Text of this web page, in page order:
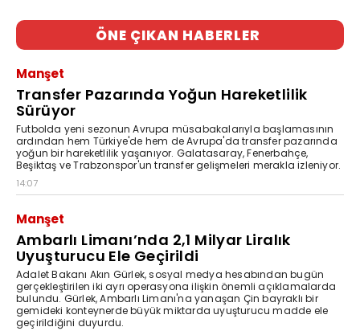
ÖNE ÇIKAN HABERLER
Manşet
Transfer Pazarında Yoğun Hareketlilik
Sürüyor
Futbolda yeni sezonun Avrupa müsabakalarıyla başlamasının
ardından hem Türkiye'de hem de Avrupa'da transfer pazarında
yoğun bir hareketlilik yaşanıyor. Galatasaray, Fenerbahçe,
Beşiktaş ve Trabzonspor'un transfer gelişmeleri merakla izleniyor.
14:07
Manşet
Ambarlı Limanı’nda 2,1 Milyar Liralık
Uyuşturucu Ele Geçirildi
Adalet Bakanı Akın Gürlek, sosyal medya hesabından bugün
gerçekleştirilen iki ayrı operasyona ilişkin önemli açıklamalarda
bulundu. Gürlek, Ambarlı Limanı'na yanaşan Çin bayraklı bir
gemideki konteynerde büyük miktarda uyuşturucu madde ele
geçirildiğini duyurdu.